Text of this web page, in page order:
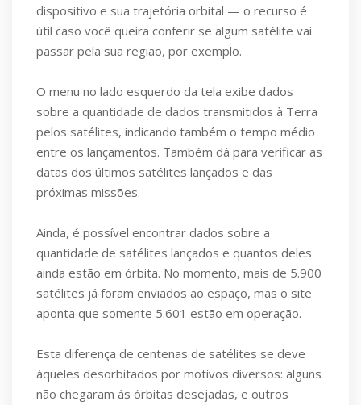
dispositivo e sua trajetória orbital — o recurso é
útil caso você queira conferir se algum satélite vai
passar pela sua região, por exemplo.
O menu no lado esquerdo da tela exibe dados
sobre a quantidade de dados transmitidos à Terra
pelos satélites, indicando também o tempo médio
entre os lançamentos. Também dá para verificar as
datas dos últimos satélites lançados e das
próximas missões.
Ainda, é possível encontrar dados sobre a
quantidade de satélites lançados e quantos deles
ainda estão em órbita. No momento, mais de 5.900
satélites já foram enviados ao espaço, mas o site
aponta que somente 5.601 estão em operação.
Esta diferença de centenas de satélites se deve
àqueles desorbitados por motivos diversos: alguns
não chegaram às órbitas desejadas, e outros